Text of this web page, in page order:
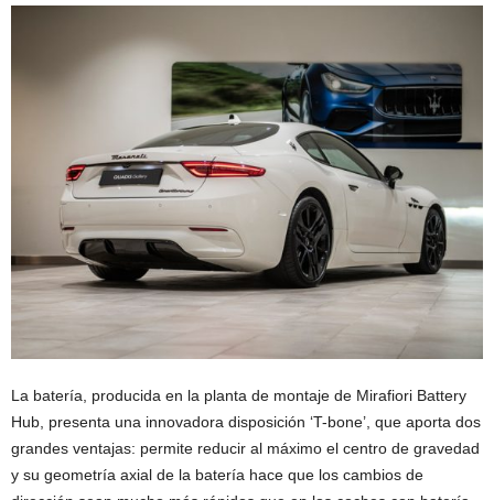
La batería, producida en la planta de montaje de Mirafiori Battery
Hub, presenta una innovadora disposición ‘T-bone’, que aporta dos
grandes ventajas: permite reducir al máximo el centro de gravedad
y su geometría axial de la batería hace que los cambios de